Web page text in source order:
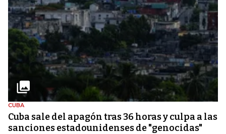
CUBA
Cuba sale del apagón tras 36 horas y culpa a las
sanciones estadounidenses de "genocidas"